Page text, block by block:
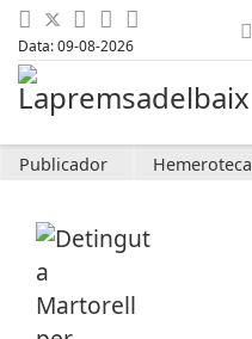
Data: 09-08-2026
Publicador Hemeroteca